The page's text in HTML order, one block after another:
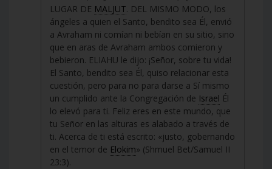
LUGAR DE MALJUT. DEL MISMO MODO, los
ángeles a quien el Santo, bendito sea Él, envió
a Avraham ni comían ni bebían en su sitio, sino
que en aras de Avraham ambos comieron y
bebieron. ELIAHU le dijo: ¡Señor, sobre tu vida!
El Santo, bendito sea Él, quiso relacionar esta
cuestión, pero para no para darse a Sí mismo
un cumplido ante la Congregación de Israel Él
lo elevó para ti. Feliz eres en este mundo, que
tu Señor en las alturas es alabado a través de
ti. Acerca de ti está escrito: «justo, gobernando
en el temor de Elokim» (Shmuel Bet/Samuel II
23:3).